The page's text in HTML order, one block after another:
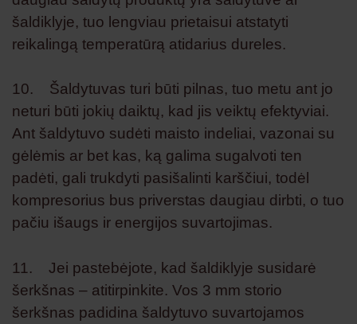
šaldiklyje, tuo lengviau prietaisui atstatyti
reikalingą temperatūrą atidarius dureles.
10. Šaldytuvas turi būti pilnas, tuo metu ant jo
neturi būti jokių daiktų, kad jis veiktų efektyviai.
Ant šaldytuvo sudėti maisto indeliai, vazonai su
gėlėmis ar bet kas, ką galima sugalvoti ten
padėti, gali trukdyti pasišalinti karščiui, todėl
kompresorius bus priverstas daugiau dirbti, o tuo
pačiu išaugs ir energijos suvartojimas.
11. Jei pastebėjote, kad šaldiklyje susidarė
šerkšnas – atitirpinkite. Vos 3 mm storio
šerkšnas padidina šaldytuvo suvartojamos